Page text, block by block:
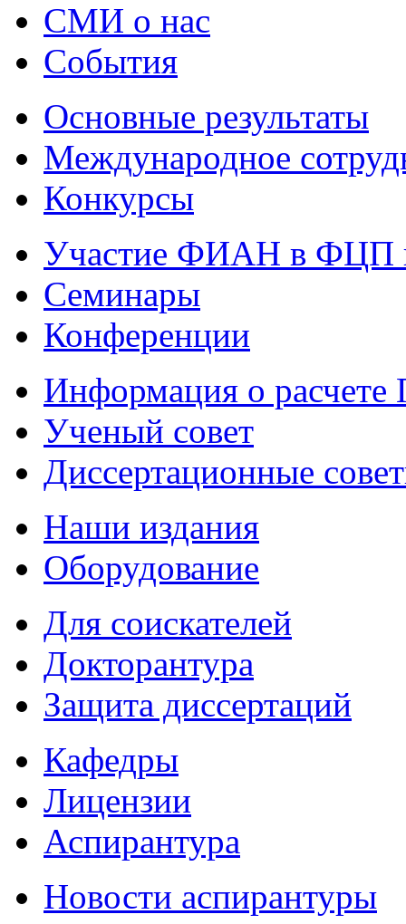
СМИ о нас
События
Основные результаты
Международное
Конкурсы
Участие ФИАН в ФЦП
Семинары
Конференции
Информация о
Ученый совет
Диссертационные
Наши издания
Оборудование
Для соискателей
Докторантура
Защита диссертаций
Кафедры
Лицензии
Аспирантура
Новости аспирантуры